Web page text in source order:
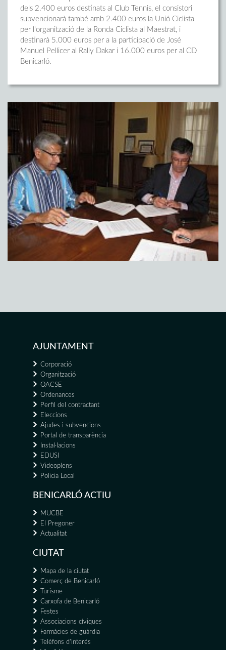
dels 2.400 euros destinats al Club Tennis, el consistori
subvencionarà també amb 2.400 euros la Unió Ciclista
per l'organització de la Ronda Ciclista al Maestrat, i
destinarà 5.000 euros per a la participació de José
Manuel Pellicer al Rally Dakar i 16.000 euros per al CD
Benicarló.
AJUNTAMENT
Corporació
Organització
OACSE
Ordenances
Perfil del contractant
Eleccions
Ajudes i subvencions
Portal de transparència
Instal·lacions
EDUSI
Videoplens
Policia Local
BENICARLÓ ACTIU
MUCBE
El Pregoner
Actualitat
CIUTAT
Mapa de la ciutat
Comerç de Benicarló
Turisme
Carxofa de Benicarló
Festes
Associacions cíviques
Farmàcies de guàrdia
Telèfons d'interés